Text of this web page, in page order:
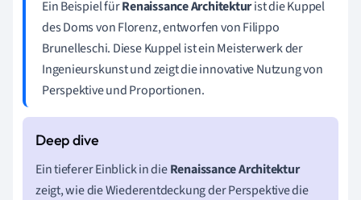
Ein Beispiel fürRenaissance Architekturist die Kuppel
des Doms von Florenz, entworfen von Filippo
Brunelleschi. Diese Kuppel ist ein Meisterwerk der
Ingenieurskunst und zeigt die innovative Nutzung von
Perspektive und Proportionen.
Ein tieferer Einblick in dieRenaissance Architektur
zeigt, wie die Wiederentdeckung der Perspektive die